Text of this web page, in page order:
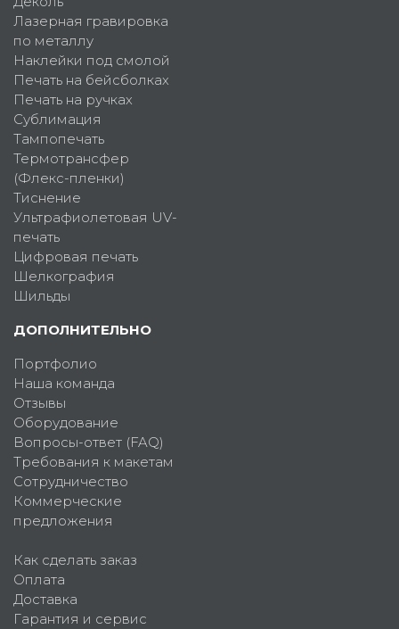
Лазерная гравировка
по металлу
Наклейки под смолой
Печать на бейсболках
Печать на ручках
Сублимация
Тампопечать
Термотрансфер
(Флекс-пленки)
Тиснение
Ультрафиолетовая UV-
печать
Цифровая печать
Шелкография
Шильды
ДОПОЛНИТЕЛЬНО
Портфолио
Наша команда
Отзывы
Оборудование
Вопросы-ответ (FAQ)
Требования к макетам
Сотрудничество
Коммерческие
предложения
Как сделать заказ
Оплата
Доставка
Гарантия и сервис